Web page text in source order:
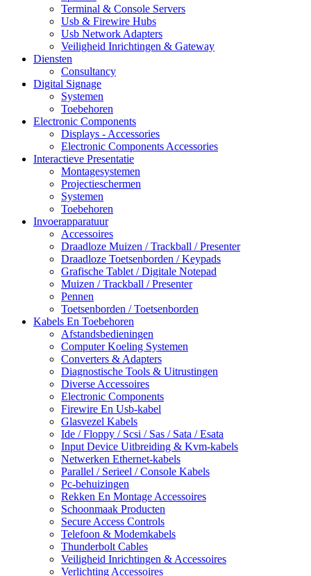
Terminal & Console Servers
Usb & Firewire Hubs
Usb Network Adapters
Veiligheid Inrichtingen & Gateway
Diensten
Consultancy
Digital Signage
Systemen
Toebehoren
Electronic Components
Displays - Accessories
Electronic Components Accessories
Interactieve Presentatie
Montagesystemen
Projectieschermen
Systemen
Toebehoren
Invoerapparatuur
Accessoires
Draadloze Muizen / Trackball / Presenter
Draadloze Toetsenborden / Keypads
Grafische Tablet / Digitale Notepad
Muizen / Trackball / Presenter
Pennen
Toetsenborden / Toetsenborden
Kabels En Toebehoren
Afstandsbedieningen
Computer Koeling Systemen
Converters & Adapters
Diagnostische Tools & Uitrustingen
Diverse Accessoires
Electronic Components
Firewire En Usb-kabel
Glasvezel Kabels
Ide / Floppy / Scsi / Sas / Sata / Esata
Input Device Uitbreiding & Kvm-kabels
Netwerken Ethernet-kabels
Parallel / Serieel / Console Kabels
Pc-behuizingen
Rekken En Montage Accessoires
Schoonmaak Producten
Secure Access Controls
Telefoon & Modemkabels
Thunderbolt Cables
Veiligheid Inrichtingen & Accessoires
Verlichting Accessoires